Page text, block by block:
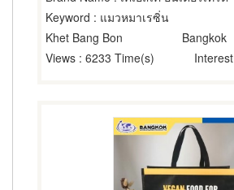
Keyword : แมวหมาเรซิ่น
Khet Bang Bon
Bangkok
Views : 6233 Time(s) Interest